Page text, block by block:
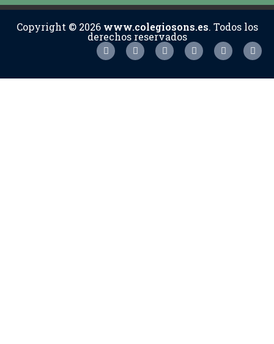
Copyright © 2026 www.colegiosons.es. Todos los
derechos reservados